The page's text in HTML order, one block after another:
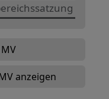
anzeigen